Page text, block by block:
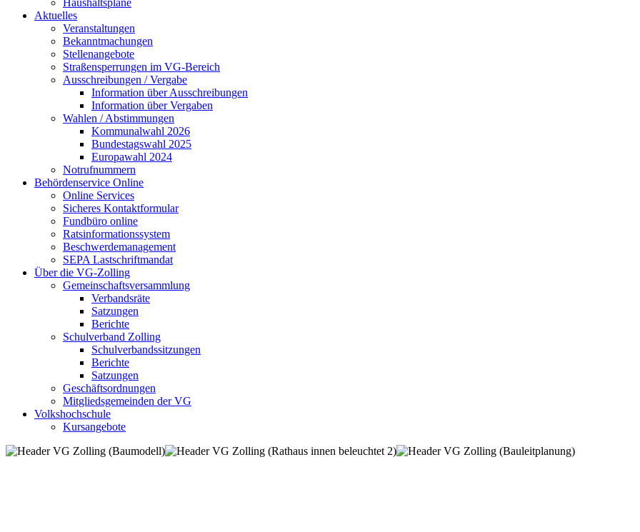
Haushaltspläne
Aktuelles
Veranstaltungen
Bekanntmachungen
Stellenangebote
Straßensperrungen im VG-Bereich
Ausschreibungen / Vergabe
Information über Ausschreibungen
Information über Vergaben
Wahlen / Abstimmungen
Kommunalwahl 2026
Bundestagswahl 2025
Europawahl 2024
Notrufnummern
Behördenservice Online
Online Services
Sicheres Kontaktformular
Fundbüro online
Ratsinformationssystem
Beschwerdemanagement
SEPA Lastschriftmandat
Über die VG-Zolling
Gemeinschaftsversammlung
Verbandsräte
Satzungen
Berichte
Schulverband Zolling
Schulverbandssitzungen
Berichte
Satzungen
Geschäftsordnungen
Mitgliedsgemeinden der VG
Volkshochschule
Kursangebote